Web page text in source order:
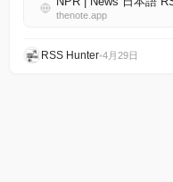
thenote.app
RSS Hunter•4月29日